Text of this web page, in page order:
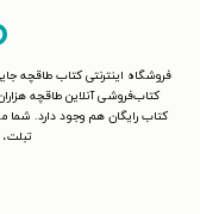
فروشگاه اینترنتی کتاب طاقچه
کتاب‌فروشی آنلاین طاقچه
کتاب رایگان هم وجود دارد. شما
تبلت،